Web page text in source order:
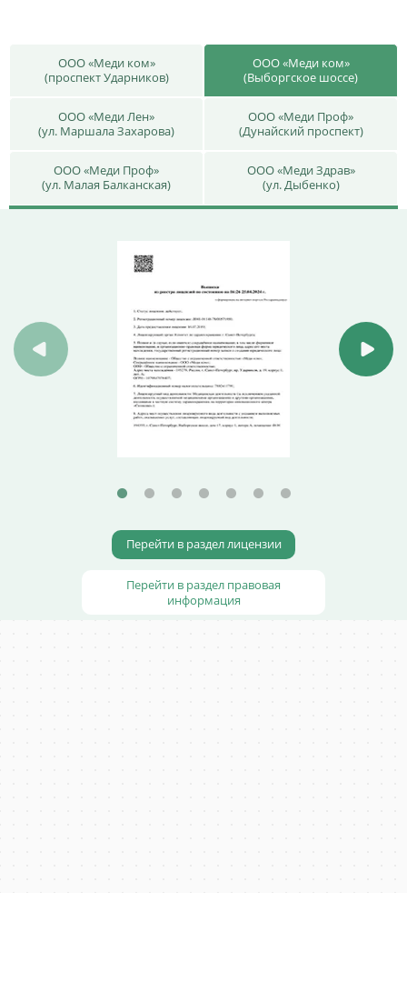
ООО «Меди ком»
(проспект Ударников)
ООО «Меди ком»
(Выборгское шоссе)
ООО «Меди Лен»
(ул. Маршала Захарова)
ООО «Меди Проф»
(Дунайский проспект)
ООО «Меди Проф»
(ул. Малая Балканская)
ООО «Меди Здрав»
(ул. Дыбенко)
Перейти в раздел лицензии
Перейти в раздел правовая
информация